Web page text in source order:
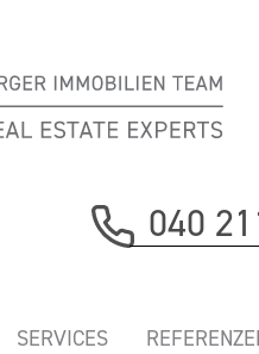
040
SERVICES